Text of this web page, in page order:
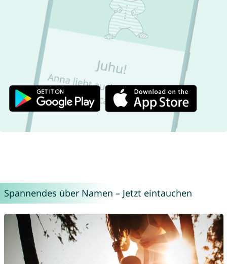
Spannendes über Namen – Jetzt eintauchen